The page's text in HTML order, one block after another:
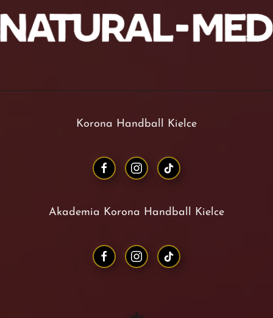
Korona Handball Kielce
Akademia Korona Handball Kielce